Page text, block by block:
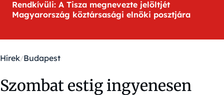
Rendkívüli: A Tisza megnevezte jelöltjét
Magyarország köztársasági elnöki posztjára
Hírek Budapest
Szombat estig ingyenesen